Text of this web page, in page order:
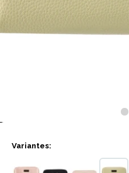
Variantes: